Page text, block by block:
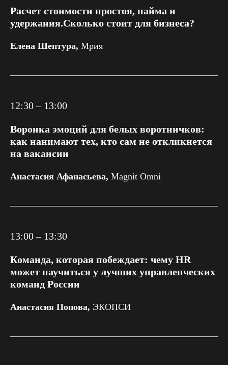
Расчет стоимости простоя, найма и
удержания.Сколько стоит для бизнеса?
Елена Шептура, Мрия
12:30 – 13:00
Воронка эмоций для белых воротничков:
как нанимают тех, кто сам не откликнется
на вакансии
Анастасия Афанасьева, Magnit Omni
13:00 – 13:30
Команда, которая побеждает: чему HR
может научиться у лучших управленческих
команд России
Анастасия Попова, ЭКОПСИ